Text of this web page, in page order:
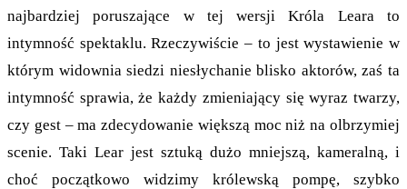
najbardziej poruszające w tej wersji Króla Leara to
intymność spektaklu. Rzeczywiście – to jest wystawienie w
którym widownia siedzi niesłychanie blisko aktorów, zaś ta
intymność sprawia, że każdy zmieniający się wyraz twarzy,
czy gest – ma zdecydowanie większą moc niż na olbrzymiej
scenie. Taki Lear jest sztuką dużo mniejszą, kameralną, i
choć początkowo widzimy królewską pompę, szybko